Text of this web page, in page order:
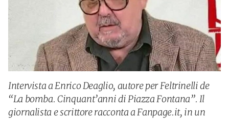
Intervista a Enrico Deaglio, autore per Feltrinelli de
“La bomba. Cinquant’anni di Piazza Fontana”. Il
giornalista e scrittore racconta a Fanpage.it, in un